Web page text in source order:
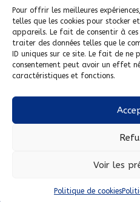
Pour offrir les meilleures
telles que les cookies pour stocker
appareils. Le fait de consentir à
traiter des données telles que le
ID uniques sur ce site. Le fait de ne
consentement peut avoir un effet
caractéristiques et fonctions.
Voir les
Politique de cookies
Trouvez-nous près de chez
Mentions légales
Conditions générales de
Politique de confidentialité